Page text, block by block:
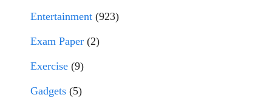
Entertainment (923)
Exam Paper (2)
Exercise (9)
Gadgets (5)